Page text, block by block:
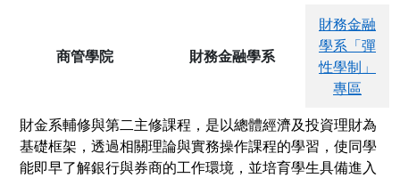
商管學院 財務金融學系
財務金融
學系「彈
性學制」
專區
財金系輔修與第二主修課程，是以總體經濟及投資理財為
基礎框架，透過相關理論與實務操作課程的學習，使同學
能即早了解銀行與券商的工作環境，並培育學生具備進入